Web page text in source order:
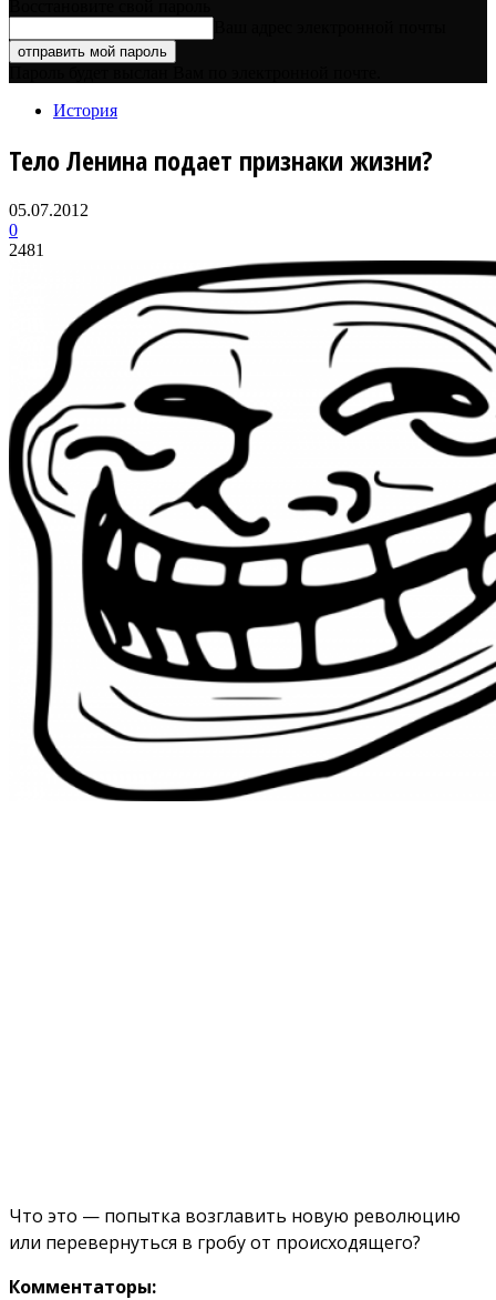
История
Тело Ленина подает признаки жизни?
05.07.2012
0
2481
Что это — попытка возглавить новую революцию
или перевернуться в гробу от происходящего?
Комментаторы: